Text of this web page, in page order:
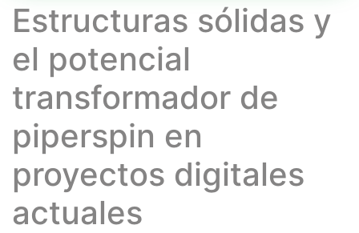
Estructuras sólidas y
el potencial
transformador de
piperspin en
proyectos digitales
actuales